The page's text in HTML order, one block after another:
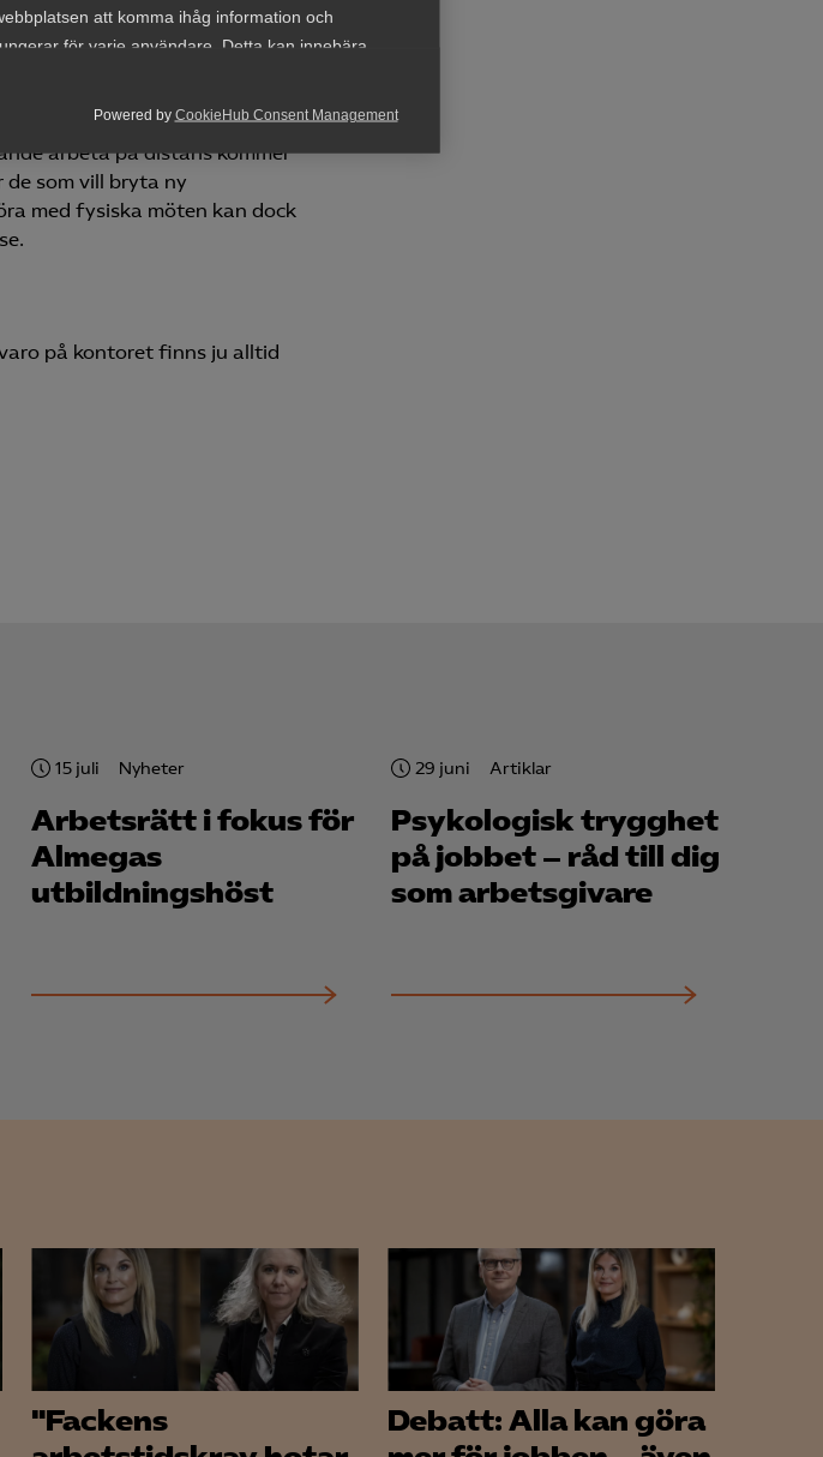
att komma ihåg information och
för varje användare. Detta kan innebära
färgschema.
webbplatsen genom att samla och rapportera
spåra gester på olika webbplatser för att kunna
Powered by CookieHub Consent Management
an anpassa sina lokaler till de
arbeta på distans kommer
som vill bryta ny
med fysiska möten kan dock
på kontoret finns ju alltid
15 juli Nyheter
Arbetsrätt i fokus för
Almegas
utbildningshöst
29 juni Artiklar
Psykologisk trygghet
på jobbet – råd till dig
som arbetsgivare
"Fackens
Debatt: Alla kan göra